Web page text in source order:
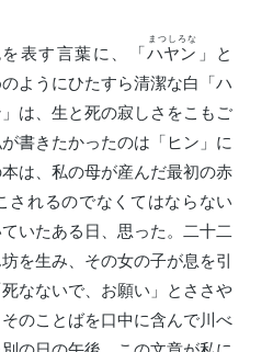
表す言葉に、「ハヤン
まつしろな
」と
ようにひたすら清潔な白「ハ
は、生と死の寂しさをこもご
書きたかったのは「ヒン」に
は、私の母が産んだ最初の赤
されるのでなくてはならない
いたある日、思った。二十二
を生み、その女の子が息を引
なないで、お願い」とささや
のことばを口中に含んで川べ